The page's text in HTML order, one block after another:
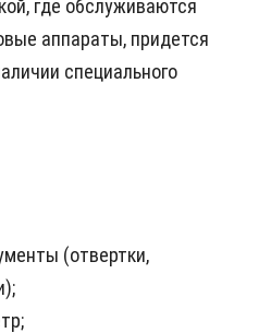
где обслуживаются
аппараты, придется
специального
(отвертки,